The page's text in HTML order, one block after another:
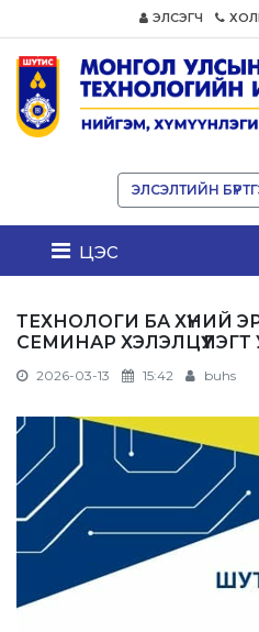
ЭЛСЭГЧ
ЭЛСЭЛТИЙН
цэс
ТЕХНОЛОГИ БА ХҮНИЙ
СЕМИНАР
2026-03-13 15:42 buhs